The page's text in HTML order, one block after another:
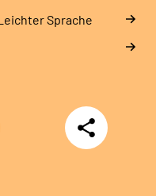
Sprache
Teilen